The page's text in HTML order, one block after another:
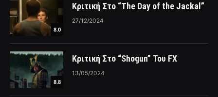
8.0
Κριτική Στο “The Day of the Jackal”
27/12/2024
8.8
Κριτική Στο “Shogun” Του FX
13/05/2024